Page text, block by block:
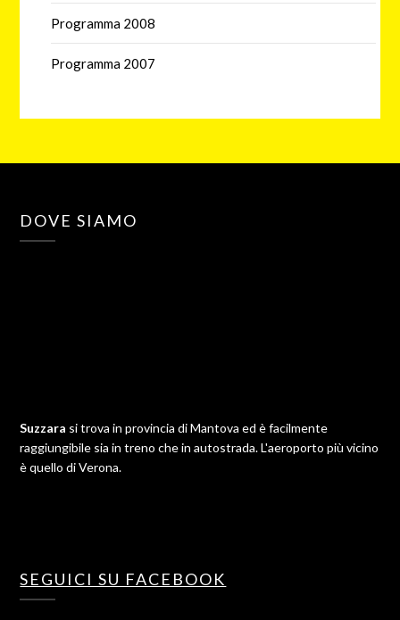
Programma 2008
Programma 2007
DOVE SIAMO
Suzzara si trova in provincia di Mantova ed è facilmente
raggiungibile sia in treno che in autostrada. L'aeroporto più vicino
è quello di Verona.
SEGUICI SU FACEBOOK